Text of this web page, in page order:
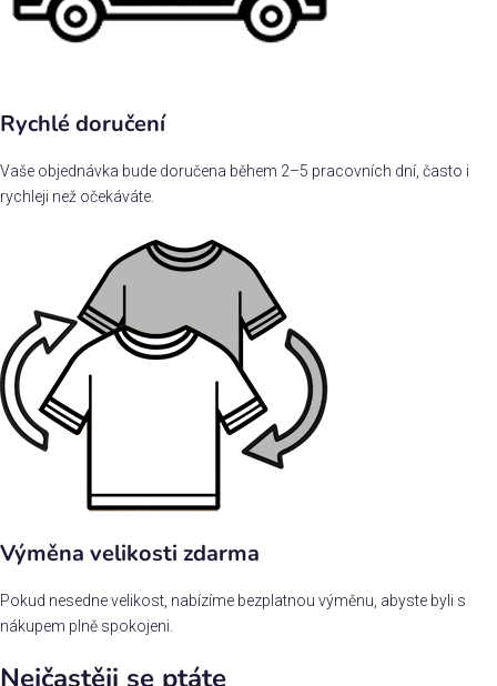
Rychlé doručení
Vaše objednávka bude doručena během 2–5 pracovních dní, často i
rychleji než očekáváte.
Výměna velikosti zdarma
Pokud nesedne velikost, nabízíme bezplatnou výměnu, abyste byli s
nákupem plně spokojeni.
Nejčastěji se ptáte